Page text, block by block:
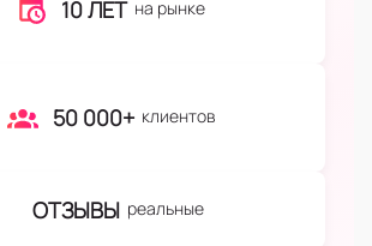
10 ЛЕТ на рынке
50 000+ клиентов
ОТЗЫВЫ реальные